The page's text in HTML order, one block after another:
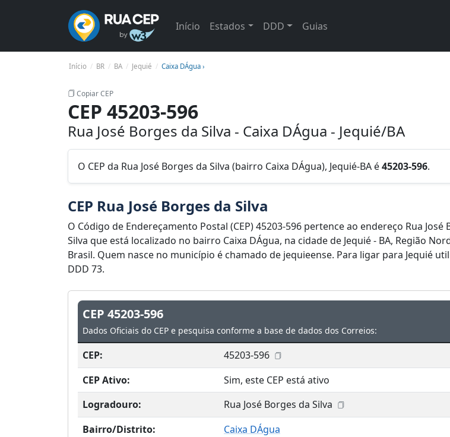
Início Estados DDD Guias
Início BR BA Jequié Caixa DÁgua ›
Copiar CEP
CEP 45203-596
Rua José Borges da Silva - Caixa DÁgua - Jequié/BA
O CEP da Rua José Borges da Silva (bairro Caixa DÁgua), Jequié-BA é45203-596.
CEP Rua José Borges da Silva
O Código de Endereçamento Postal (CEP) 45203-596 pertence ao endereço Rua José
Silva que está localizado no bairro Caixa DÁgua, na cidade de Jequié - BA, Região
Brasil. Quem nasce no município é chamado de jequieense. Para ligar para Jequié
DDD 73.
CEP 45203-596
Dados Oficiais do CEP e pesquisa conforme a base de dados dos Correios:
CEP:
45203-596
CEP Ativo:
Sim, este CEP está ativo
Logradouro:
Rua José Borges da Silva
Bairro/Distrito:
Caixa DÁgua